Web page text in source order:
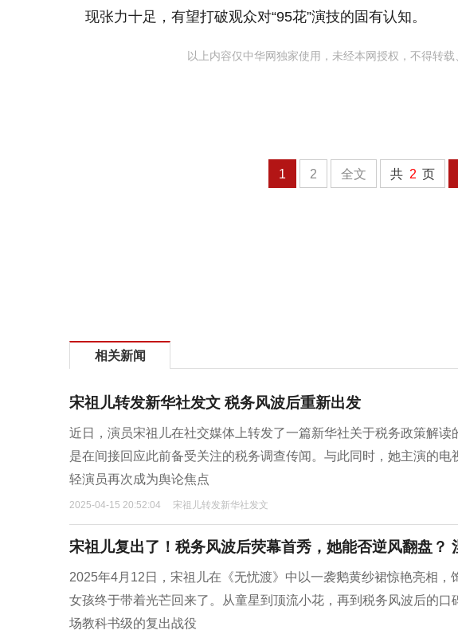
现张力十足，有望打破观众对“95花”演技的固有认知。
以上内容仅中华网独家使用，未经本网授权，不得转载
1 2 全文 共 2 页
相关新闻
宋祖儿转发新华社发文 税务风波后重新出发
近日，演员宋祖儿在社交媒体上转发了一篇新华社关于税务政策解
是在间接回应此前备受关注的税务调查传闻。与此同时，她主演的
轻演员再次成为舆论焦点
2025-04-15 20:52:04 宋祖儿转发新华社发文
宋祖儿复出了！税务风波后荧幕首秀，她能否逆风翻盘？
2025年4月12日，宋祖儿在《无忧渡》中以一袭鹅黄纱裙惊艳亮相，
女孩终于带着光芒回来了。从童星到顶流小花，再到税务风波后的
场教科书级的复出战役